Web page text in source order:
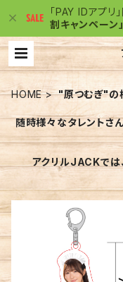
「PAY IDアプリ
割キャンペーン」
HOME "原つむぎ"の
随時様々なタレントさ
アクリルJACKでは